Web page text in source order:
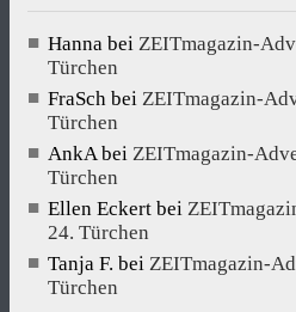
Hanna bei ZEITmagazin-
Türchen
FraSch bei ZEITmagazin-
Türchen
AnkA bei ZEITmagazin-
Türchen
Ellen Eckert bei
24. Türchen
Tanja F. bei ZEITmagazin-
Türchen